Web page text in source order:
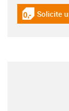
igus-icon-
Solicite